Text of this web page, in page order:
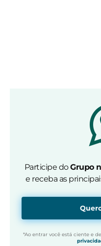
Participe doGrupo
e receba as
*Ao entrar você está ciente e